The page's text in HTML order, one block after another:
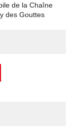
de la Chaîne
des Gouttes